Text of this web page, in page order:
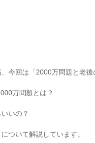
今回は「2000万問題と老後
万問題とは？
いの？
ついて解説しています。